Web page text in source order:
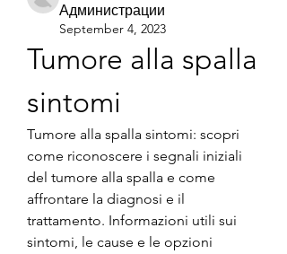
Администрации
September 4, 2023
Tumore alla spalla
sintomi
Tumore alla spalla sintomi: scopri
come riconoscere i segnali iniziali
del tumore alla spalla e come
affrontare la diagnosi e il
trattamento. Informazioni utili sui
sintomi, le cause e le opzioni